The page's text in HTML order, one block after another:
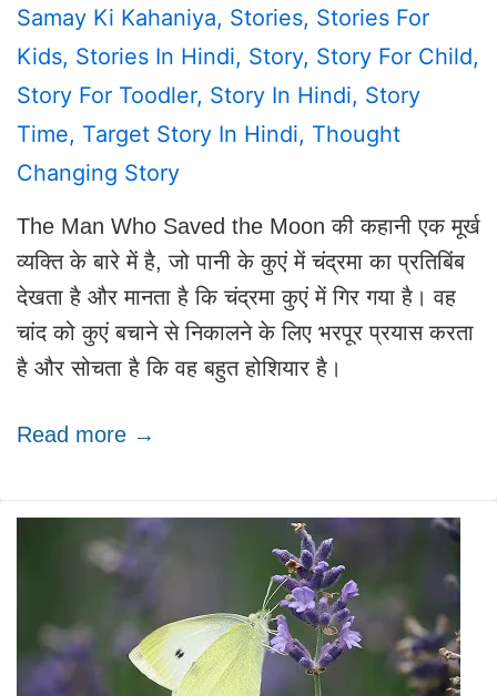
Samay Ki Kahaniya, Stories, Stories For
Kids, Stories In Hindi, Story, Story For Child,
Story For Toodler, Story In Hindi, Story
Time, Target Story In Hindi, Thought
Changing Story
The Man Who Saved the Moon की कहानी एक मूर्ख
व्यक्ति के बारे में है, जो पानी के कुएं में चंद्रमा का प्रतिबिंब
देखता है और मानता है कि चंद्रमा कुएं में गिर गया है। वह
चांद को कुएं बचाने से निकालने के लिए भरपूर प्रयास करता
है और सोचता है कि वह बहुत होशियार है।
Read more →